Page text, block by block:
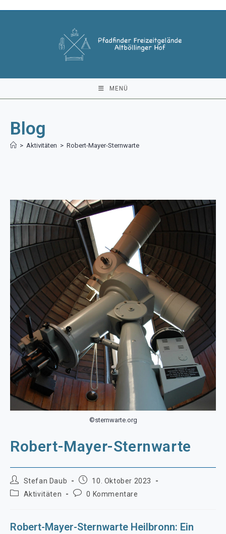
MENÜ
Blog
> Aktivitäten > Robert-Mayer-Sternwarte
©sternwarte.org
Robert-Mayer-Sternwarte
Beitrags-
Autor:
Stefan Daub
Beitrag
veröffentlicht:
10. Oktober 2023
Beitrags-
Aktivitäten
Beitrags-
0 Kommentare
Robert-Mayer-Sternwarte Heilbronn: Ein